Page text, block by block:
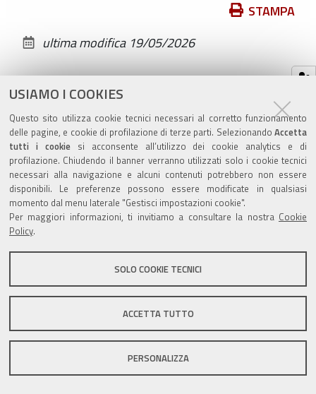
USIAMO I COOKIES
Questo sito utilizza cookie tecnici necessari al corretto funzionamento
delle pagine, e cookie di profilazione di terze parti. Selezionando Accetta
tutti i cookiesi acconsente all’utilizzo dei cookie analytics e di
profilazione. Chiudendo il banner verranno utilizzati solo i cookie tecnici
necessari alla navigazione e alcuni contenuti potrebbero non essere
disponibili. Le preferenze possono essere modificate in qualsiasi
momento dal menu laterale "Gestisci impostazioni cookie".
Per maggiori informazioni, ti invitiamo a consultare la nostra Cookie
Policy.
SOLO COOKIE TECNICI
ACCETTA TUTTO
PERSONALIZZA
documento
STAMPA
ultima modifica 19/05/2026
Valuta questo sito
Sito istituzionale Comune di Zola Predosa
Privacy policy|DPO|Accessibilità